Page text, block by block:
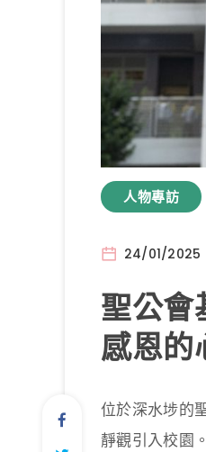
人物專訪
24/01/2025
聖公會
感恩的
位於深水埗的
靜觀引入校園